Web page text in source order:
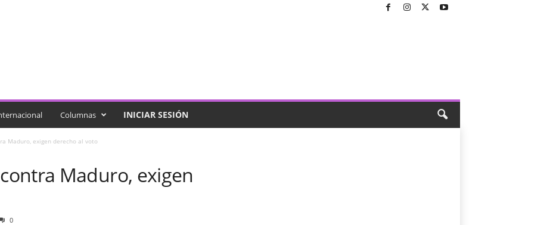
Columnas INICIAR SESIÓN
Maduro, exigen derecho al voto
Maduro, exigen
0